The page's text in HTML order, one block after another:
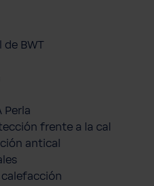
de BWT
Perla
frente a la cal
antical